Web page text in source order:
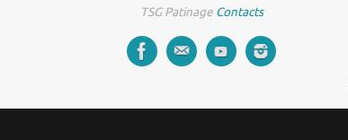
TSG Patinage Contacts